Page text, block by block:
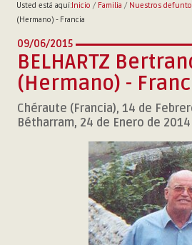
BETHARRAM
MISIÓN
NEF
MULTIMEDIA
P. AUGUSTO ETCHECOPAR
Usted está aquí:Inicio / Familia / Nuestros
(Hermano) - Francia
09/06/2015
BELHARTZ
(Hermano) -
Chéraute (Francia), 14 de
Bétharram, 24 de Enero de 2014